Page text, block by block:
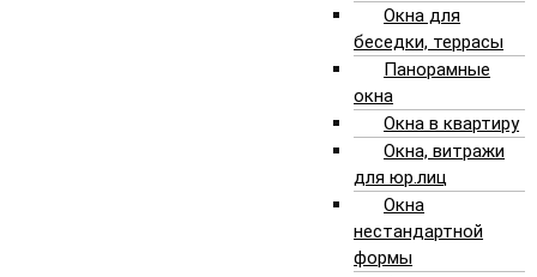
Окна для
беседки, террасы
Панорамные
окна
Окна в квартиру
Окна, витражи
для юр.лиц
Окна
нестандартной
формы
Хотите превратить окно в дверь, сделать дверь в
глухой стене или расширить имеющийся проем для
Тогда Алекспроект может предложить услугу
«резка проема» вместе с качественным монтажом
и современными элементами остекления.
Вместе с производством дверей, раздвижных